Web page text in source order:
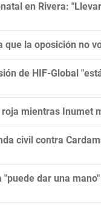
en Rivera:
que la oposición no
de HIF-Global
mientras Inumet
civil contra
dar una